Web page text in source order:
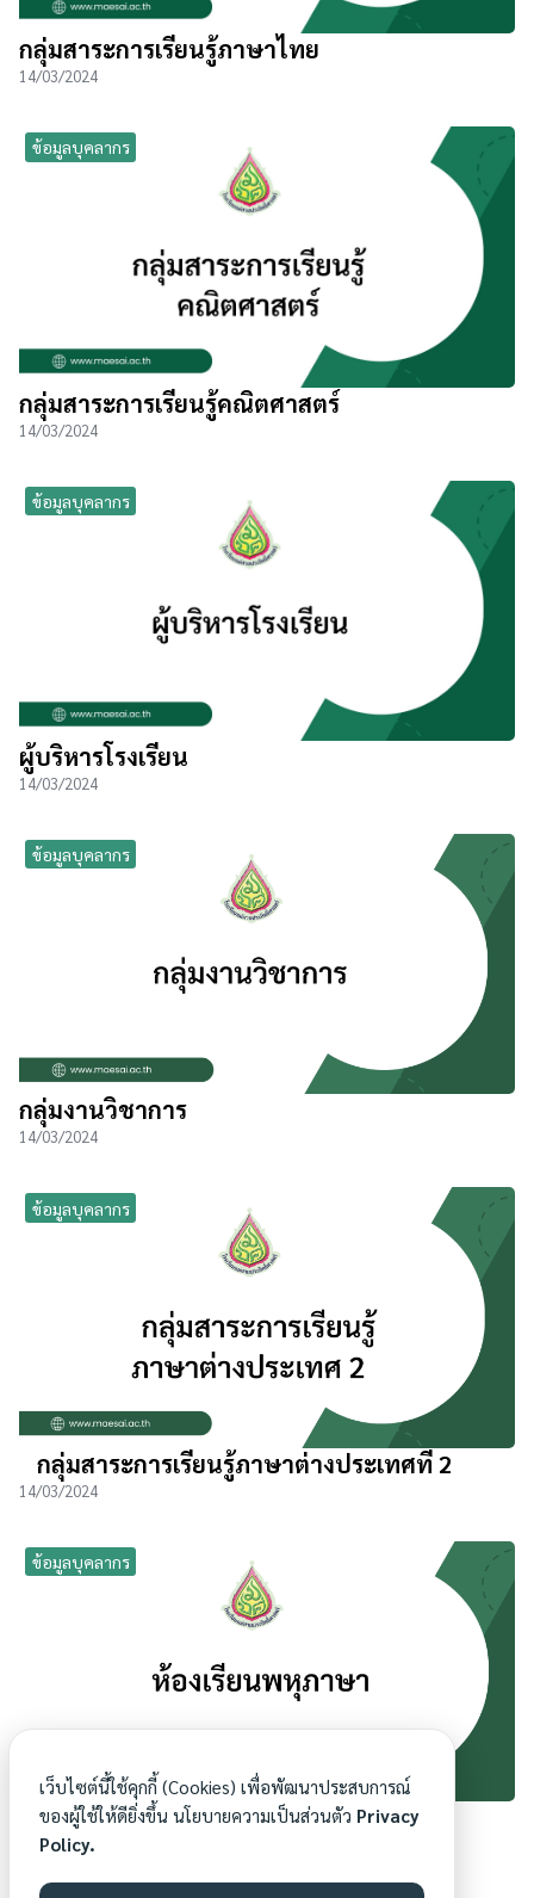
กลุ่มสาระการเรียนรู้ภาษาไทย
14/03/2024
ข้อมูลบุคลากร
กลุ่มสาระการเรียนรู้คณิตศาสตร์
14/03/2024
ข้อมูลบุคลากร
ผู้บริหารโรงเรียน
14/03/2024
ข้อมูลบุคลากร
กลุ่มงานวิชาการ
14/03/2024
ข้อมูลบุคลากร
กลุ่มสาระการเรียนรู้ภาษาต่างประเทศที่ 2
14/03/2024
ข้อมูลบุคลากร
ห้องเรียนพหุภาษา
13/03/2024
เว็บไซต์นี้ใช้คุกกี้ (Cookies) เพื่อพัฒนาประสบการณ์
ของผู้ใช้ให้ดียิ่งขึ้น นโยบายความเป็นส่วนตัว Privacy
Policy.